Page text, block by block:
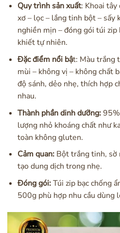
Quy trình sản xuất: Khoai tây
xơ – lọc – lắng tinh bột – sấy
nghiền mịn – đóng gói túi
khiết tự nhiên.
Đặc điểm nổi bật: Màu trắng
mùi – không vị – không chất
độ sánh, dẻo nhẹ, thích hợp
nhau.
Thành phần dinh dưỡng:95%
lượng nhỏ khoáng chất như
toàn không gluten.
Cảm quan:Bột trắng tinh, sờ
tạo dung dịch trong nhẹ.
Đóng gói:Túi zip bạc chống
500g phù hợp nhu cầu dùng